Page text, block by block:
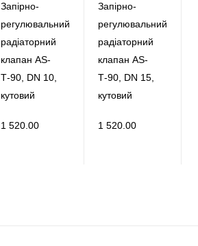
Запірно-
регулювальний
радіаторний
клапан АS-
Т-90, DN 10,
кутовий
Запірно-
регулювальний
радіаторний
клапан АS-
Т-90, DN 15,
кутовий
1 520.00 1 520.00